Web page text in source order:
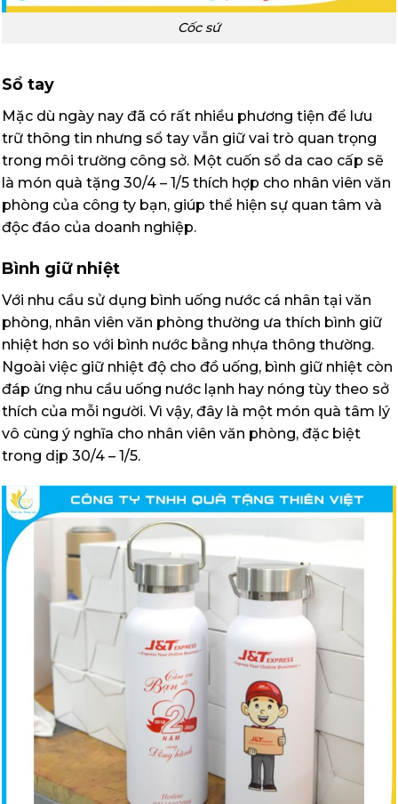
Cốc sứ
Sổ tay
Mặc dù ngày nay đã có rất nhiều phương tiện để lưu
trữ thông tin nhưng sổ tay vẫn giữ vai trò quan trọng
trong môi trường công sở. Một cuốn sổ da cao cấp sẽ
là món quà tặng 30/4 – 1/5 thích hợp cho nhân viên văn
phòng của công ty bạn, giúp thể hiện sự quan tâm và
độc đáo của doanh nghiệp.
Bình giữ nhiệt
Với nhu cầu sử dụng bình uống nước cá nhân tại văn
phòng, nhân viên văn phòng thường ưa thích bình giữ
nhiệt hơn so với bình nước bằng nhựa thông thường.
Ngoài việc giữ nhiệt độ cho đồ uống, bình giữ nhiệt còn
đáp ứng nhu cầu uống nước lạnh hay nóng tùy theo sở
thích của mỗi người. Vì vậy, đây là một món quà tâm lý
vô cùng ý nghĩa cho nhân viên văn phòng, đặc biệt
trong dịp 30/4 – 1/5.